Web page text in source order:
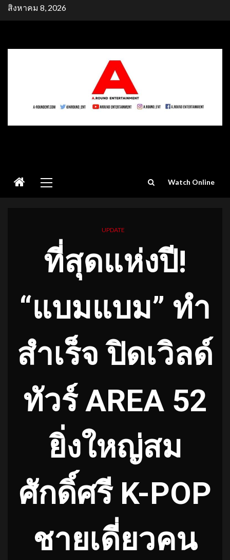
Skipสิงหาคม 8, 2026
Menu
Watch Online
UPDATE
ที่สุดแห่งปี!
“แบมแบม” ทำ
สำเร็จ ปิดเวิลด์
ทัวร์ AREA 52
ยิ่งใหญ่สม
ศักดิ์ศรี K-POP
ชายเดี่ยวคน